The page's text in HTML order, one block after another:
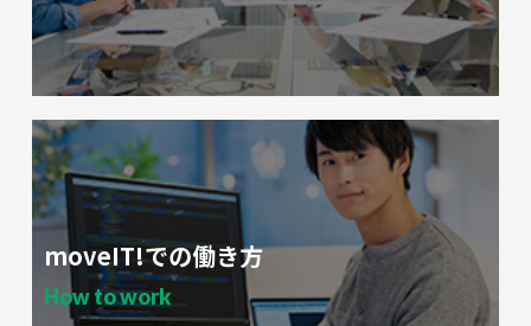
moveIT!での働き方
How to work